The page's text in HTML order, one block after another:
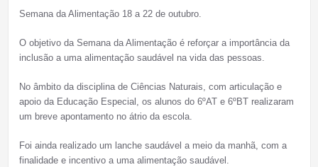
Semana da Alimentação 18 a 22 de outubro.
O objetivo da Semana da Alimentação é reforçar a importância da
inclusão a uma alimentação saudável na vida das pessoas.
No âmbito da disciplina de Ciências Naturais, com articulação e
apoio da Educação Especial, os alunos do 6ºAT e 6ºBT realizaram
um breve apontamento no átrio da escola.
Foi ainda realizado um lanche saudável a meio da manhã, com a
finalidade e incentivo a uma alimentação saudável.